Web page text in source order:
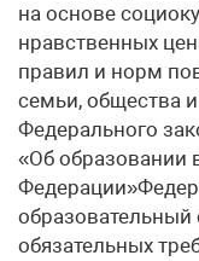
на основе
нравственных
правил и норм
семьи, общества и
Федерального
«Об образовании
обязательных